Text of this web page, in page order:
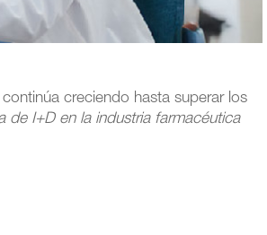
creciendo hasta superar los
de I+D en la industria farmacéutica